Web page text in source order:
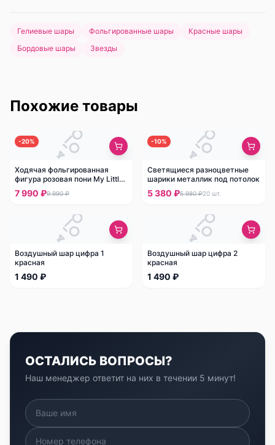
Гелиевые шары Фольгированные шары
Красные шары
Бордовые шары
Звезды
Похожие товары
-20%
Ходячая фольгированная
фигура розовая пони My Little
Pony
7 990 ₽9 990 ₽
-10%
Светящиеся разноцветные
шарики металлик под потолок
5 380 ₽5 980 ₽20 шт.
Воздушный шар цифра 1
красная
1 490 ₽
Воздушный шар цифра 2
красная
1 490 ₽
ОСТАЛИСЬ ВОПРОСЫ?
Наш менеджер ответит на них в течении 5 минут!